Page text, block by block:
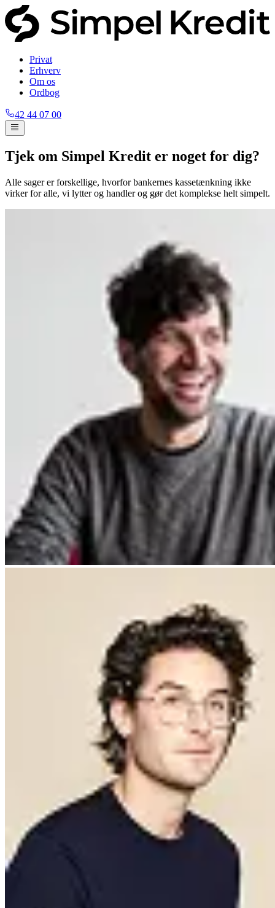
Privat
Erhverv
Om os
Ordbog
42 44 07 00
Tjek om Simpel Kredit er noget for dig?
Alle sager er forskellige, hvorfor bankernes kassetænkning ikke
virker for alle, vi lytter og handler og gør det komplekse helt simpelt.